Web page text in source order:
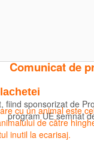
Comunicat de
fiind sponsorizat de
program UE semnat
cu un animal este
de către
inutil la ecarisaj.